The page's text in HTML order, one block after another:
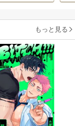
もっと見る